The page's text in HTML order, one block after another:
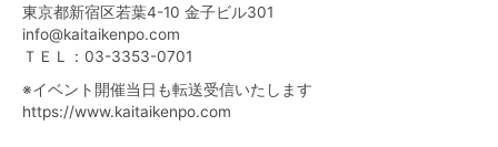
東京都新宿区若葉4-10 金子ビル301
info@kaitaikenpo.com
ＴＥＬ：03-3353-0701
※イベント開催当日も転送受信いたします
https://www.kaitaikenpo.com